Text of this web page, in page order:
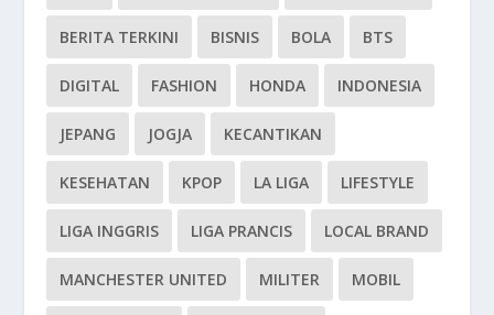
BERITA TERKINI BISNIS BOLA BTS
DIGITAL FASHION HONDA INDONESIA
JEPANG JOGJA KECANTIKAN
KESEHATAN KPOP LA LIGA LIFESTYLE
LIGA INGGRIS LIGA PRANCIS LOCAL BRAND
MANCHESTER UNITED MILITER MOBIL